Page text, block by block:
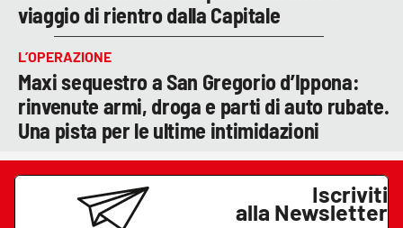
viaggio di rientro dalla Capitale
L’OPERAZIONE
Maxi sequestro a San Gregorio d’Ippona:
rinvenute armi, droga e parti di auto rubate.
Una pista per le ultime intimidazioni
Iscriviti
alla Newsletter